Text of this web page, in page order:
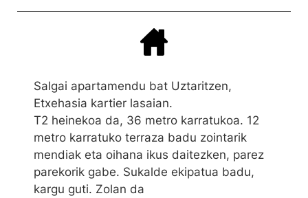
Salgai apartamendu bat Uztaritzen,
Etxehasia kartier lasaian.
T2 heinekoa da, 36 metro karratukoa. 12
metro karratuko terraza badu zointarik
mendiak eta oihana ikus daitezken, parez
parekorik gabe. Sukalde ekipatua badu,
kargu guti. Zolan da